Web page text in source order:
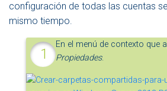
configuración de todas las cuentas
mismo tiempo.
En el menú de contexto que
Propiedades.